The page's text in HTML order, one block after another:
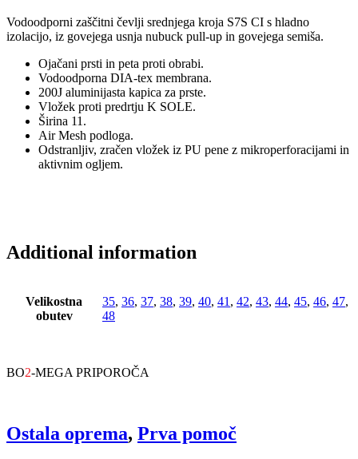
Vodoodporni zaščitni čevlji srednjega kroja S7S CI s hladno
izolacijo, iz govejega usnja nubuck pull-up in govejega semiša.
Ojačani prsti in peta proti obrabi.
Vodoodporna DIA-tex membrana.
200J aluminijasta kapica za prste.
Vložek proti predrtju K SOLE.
Širina 11.
Air Mesh podloga.
Odstranljiv, zračen vložek iz PU pene z mikroperforacijami in
aktivnim ogljem.
Additional information
Velikostna
obutev
35, 36, 37, 38, 39, 40, 41 , 42, 43, 44, 45, 46, 47,
48
BO2-MEGA PRIPOROČA
Ostala oprema, Prva pomoč